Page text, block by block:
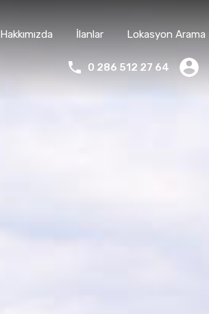
Hakkımızda İlanlar Lokasyon Arama
0 286 512 27 64